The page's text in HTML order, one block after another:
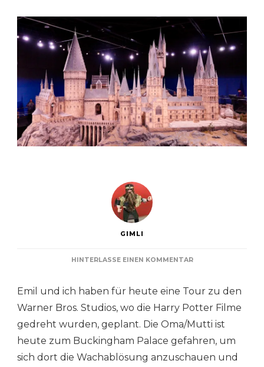
GIMLI
HINTERLASSE EINEN KOMMENTARZU
WARNER
STUDIO
TOUR
Emil und ich haben für heute eine Tour zu den
Warner Bros. Studios, wo die Harry Potter Filme
gedreht wurden, geplant. Die Oma/Mutti ist
heute zum Buckingham Palace gefahren, um
sich dort die Wachablösung anzuschauen und